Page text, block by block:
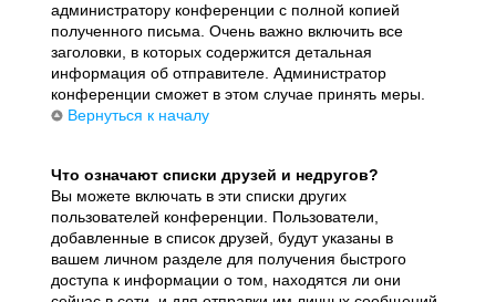
администратору конференции с полной копией
полученного письма. Очень важно включить все
заголовки, в которых содержится детальная
информация об отправителе. Администратор
конференции сможет в этом случае принять меры.
Вернуться к началу
Что означают списки друзей и недругов?
Вы можете включать в эти списки других
пользователей конференции. Пользователи,
добавленные в список друзей, будут указаны в
вашем личном разделе для получения быстрого
доступа к информации о том, находятся ли они